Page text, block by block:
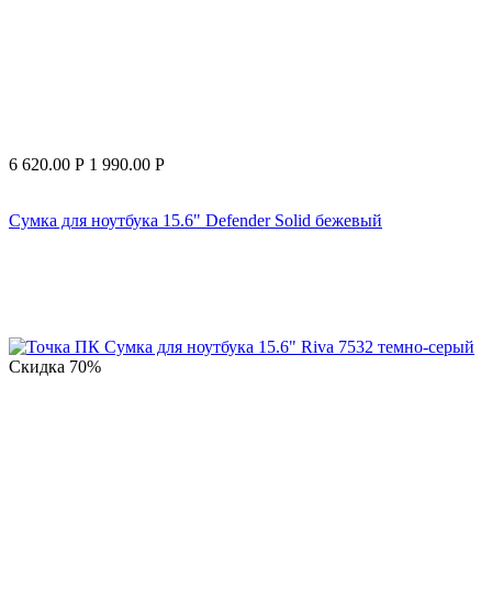
6 620.00 Р 1 990.00 Р
Сумка для ноутбука 15.6" Defender Solid бежевый
Скидка 70%